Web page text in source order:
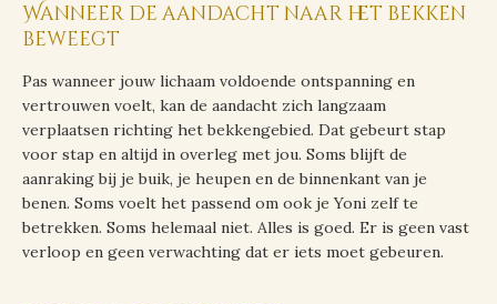
Wanneer de aandacht naar het bekken
beweegt
Pas wanneer jouw lichaam voldoende ontspanning en
vertrouwen voelt, kan de aandacht zich langzaam
verplaatsen richting het bekkengebied. Dat gebeurt stap
voor stap en altijd in overleg met jou. Soms blijft de
aanraking bij je buik, je heupen en de binnenkant van je
benen. Soms voelt het passend om ook je Yoni zelf te
betrekken. Soms helemaal niet. Alles is goed. Er is geen vast
verloop en geen verwachting dat er iets moet gebeuren.